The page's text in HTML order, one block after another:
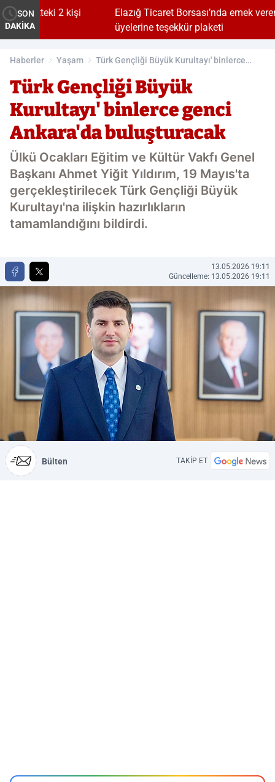
SON
DAKİKA
2 kişi
Elazığ Ticaret Borsası’nda emek veren meclis
üyelerine teşekkür plaketi
Haberler Yaşam
Türk Gençliği Büyük Kurultayı' binlerce
Türk Gençliği Büyük
Kurultayı' binlerce genci
Ankara'da buluşturacak
Ülkü Ocakları Eğitim ve Kültür Vakfı Genel
Başkanı Ahmet Yiğit Yıldırım, 19 Mayıs'ta
gerçekleştirilecek Türk Gençliği Büyük
Kurultayı'na ilişkin hazırlıkların
tamamlandığını bildirdi.
13.05.2026 19:11
Güncelleme: 13.05.2026 19:11
Bülten TAKİP ET